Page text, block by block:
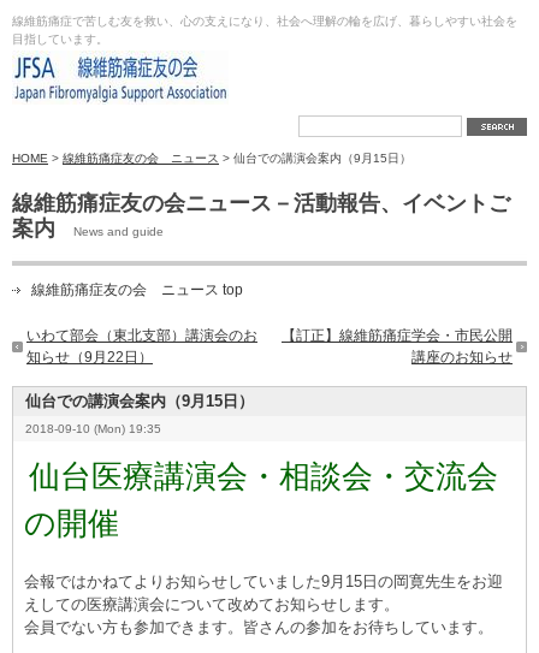
線維筋痛症で苦しむ友を救い、心の支えになり、社会へ理解の輪を広げ、暮らしやすい社会を
目指しています。
HOME > 線維筋痛症友の会 ニュース > 仙台での講演会案内（9月15日）
線維筋痛症友の会ニュース－活動報告、イベントご
案内
News and guide
線維筋痛症友の会 ニュース top
いわて部会（東北支部）講演会のお
知らせ（9月22日）
【訂正】線維筋痛症学会・市民公開
講座のお知らせ
仙台での講演会案内（9月15日）
2018-09-10 (Mon) 19:35
仙台医療講演会・相談会・交流会
の開催
会報ではかねてよりお知らせしていました9月15日の岡寛先生をお迎
えしての医療講演会について改めてお知らせします。
会員でない方も参加できます。皆さんの参加をお待ちしています。